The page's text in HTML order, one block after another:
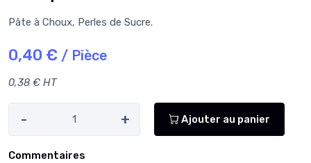
Pâte à Choux, Perles de Sucre.
0,40 € / Pièce
0,38 € HT
- + Ajouter au panier
Commentaires